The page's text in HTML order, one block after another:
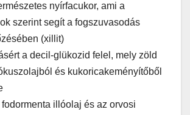
nyírfacukor, ami a
szerint segít a fogszuvasodás
(xillit)
a decil-glükozid felel, mely zöld
és kukoricakeményítőből
fodormenta illóolaj és az orvosi